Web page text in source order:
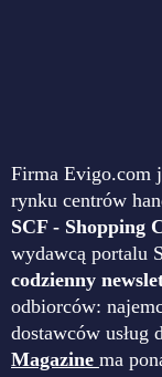
Firma Evigo.com
rynku centrów
SCF - Shopping
wydawcą portalu
codzienny
odbiorców:
dostawców usług
Magazine ma